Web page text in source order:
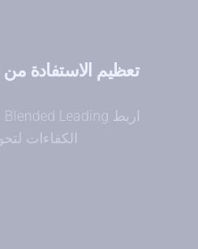
تعظيم الاستفادة من
الكفاءات